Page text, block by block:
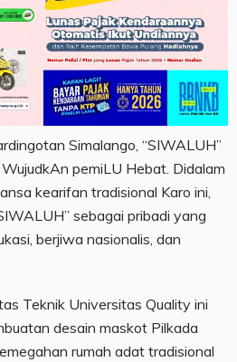
Simalango, “SIWALUH”
pemiLU Hebat. Didalam
kearifan tradisional Karo ini,
sebagai pribadi yang
berjiwa nasionalis, dan
Teknik Universitas Quality ini
desain maskot Pilkada
rumah adat tradisional